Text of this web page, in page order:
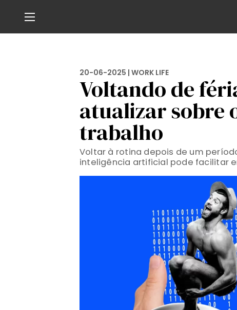
20-06-2025 | WORK LIFE
Voltando de
atualizar sobre
trabalho
Voltar à rotina depois de um
inteligência artificial pode facilitar